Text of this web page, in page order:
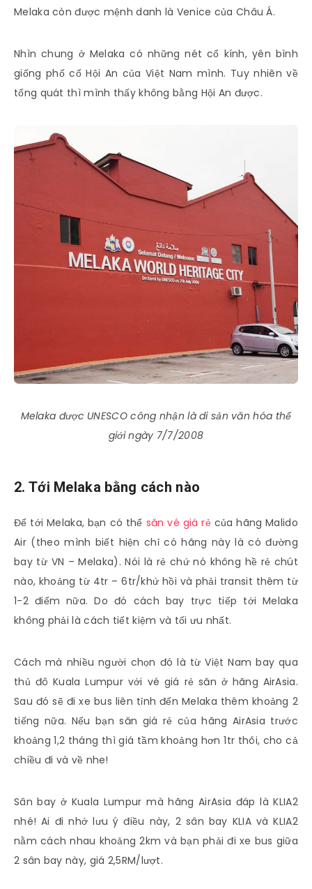
Melaka còn được mệnh danh là Venice của Châu Á.
Nhìn chung ở Melaka có những nét cổ kính, yên bình
giống phố cổ Hội An của Việt Nam mình. Tuy nhiên về
tổng quát thì mình thấy không bằng Hội An được.
Melaka được UNESCO công nhận là di sản văn hóa thế
giới ngày 7/7/2008
2. Tới Melaka bằng cách nào
Để tới Melaka, bạn có thể săn vé giá rẻcủa hãng Malido
Air (theo mình biết hiện chỉ có hãng này là có đường
bay từ VN – Melaka). Nói là rẻ chứ nó không hề rẻ chút
nào, khoảng từ 4tr – 6tr/khứ hồi và phải transit thêm từ
1-2 điểm nữa. Do đó cách bay trực tiếp tới Melaka
không phải là cách tiết kiệm và tối ưu nhất.
Cách mà nhiều người chọn đó là từ Việt Nam bay qua
thủ đô Kuala Lumpur với vé giá rẻ săn ở hãng AirAsia.
Sau đó sẽ đi xe bus liên tỉnh đến Melaka thêm khoảng 2
tiếng nữa. Nếu bạn săn giá rẻ của hãng AirAsia trước
khoảng 1,2 tháng thì giá tầm khoảng hơn 1tr thôi, cho cả
chiều đi và về nhe!
Sân bay ở Kuala Lumpur mà hãng AirAsia đáp là KLIA2
nhé! Ai đi nhớ lưu ý điều này, 2 sân bay KLIA và KLIA2
nằm cách nhau khoảng 2km và bạn phải đi xe bus giữa
2 sân bay này, giá 2,5RM/lượt.